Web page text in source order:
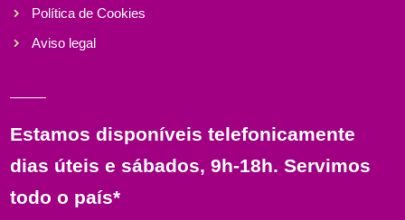
Política de Cookies
Aviso legal
Estamos disponíveis telefonicamente
dias úteis e sábados, 9h-18h. Servimos
todo o país*